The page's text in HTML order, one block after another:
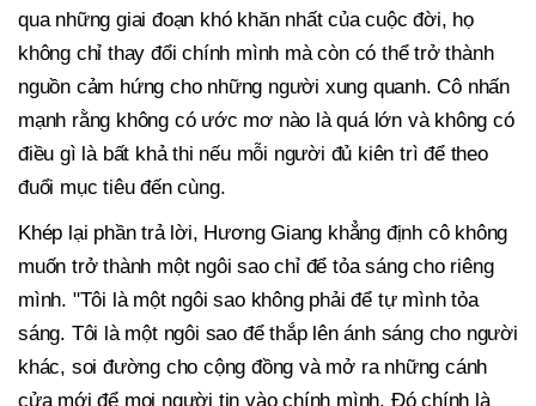
qua những giai đoạn khó khăn nhất của cuộc đời, họ
không chỉ thay đổi chính mình mà còn có thể trở thành
nguồn cảm hứng cho những người xung quanh. Cô nhấn
mạnh rằng không có ước mơ nào là quá lớn và không có
điều gì là bất khả thi nếu mỗi người đủ kiên trì để theo
đuổi mục tiêu đến cùng.
Khép lại phần trả lời, Hương Giang khẳng định cô không
muốn trở thành một ngôi sao chỉ để tỏa sáng cho riêng
mình. "Tôi là một ngôi sao không phải để tự mình tỏa
sáng. Tôi là một ngôi sao để thắp lên ánh sáng cho người
khác, soi đường cho cộng đồng và mở ra những cánh
cửa mới để mọi người tin vào chính mình. Đó chính là